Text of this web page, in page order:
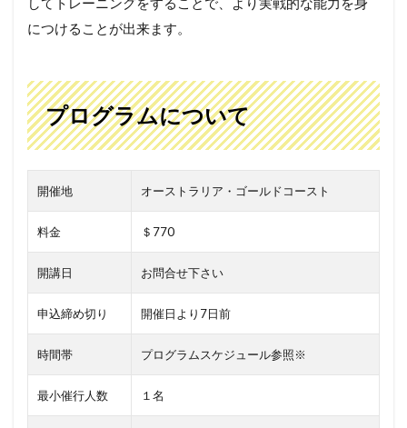
につけることが出来ます。
プログラムについて
開催地 オーストラリア・ゴールドコースト
料金 ＄770
開講日 お問合せ下さい
申込締め切り 開催日より7日前
時間帯 プログラムスケジュール参照※
最小催行人数 １名